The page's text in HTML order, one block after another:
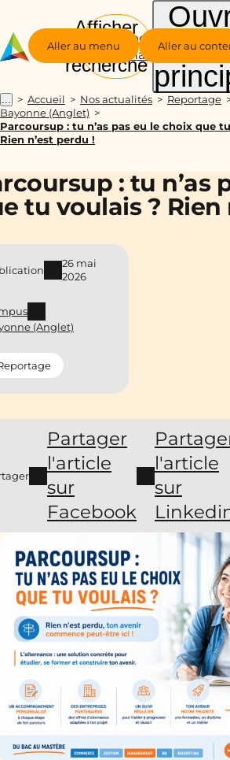
Aller au menu Aller au
Groupe
Alternance
Afficher
la
recherche
le
... Accueil Nos actualités
Reportage
Bayonne (Anglet)
Parcoursup : tu n’as pas eu le choix que
Rien n’est perdu !
: tu n’as
tu voulais ? Rien
Partager
l'article
sur
Facebook
l'article
sur
26 mai
2026
(Anglet)